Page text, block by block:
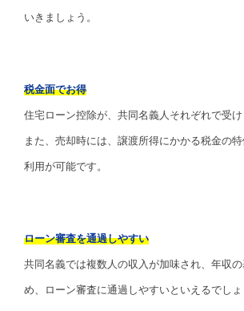
いきましょう。
税金面でお得
住宅ローン控除が、共同名義人それぞれで受け
また、売却時には、譲渡所得にかかる税金の
利用が可能です。
ローン審査を通過しやすい
共同名義では複数人の収入が加味され、年収
め、ローン審査に通過しやすいといえるでしょ